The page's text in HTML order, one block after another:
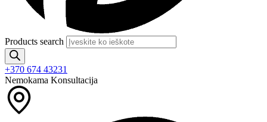
Products search
+370 674 43231
Nemokama Konsultacija